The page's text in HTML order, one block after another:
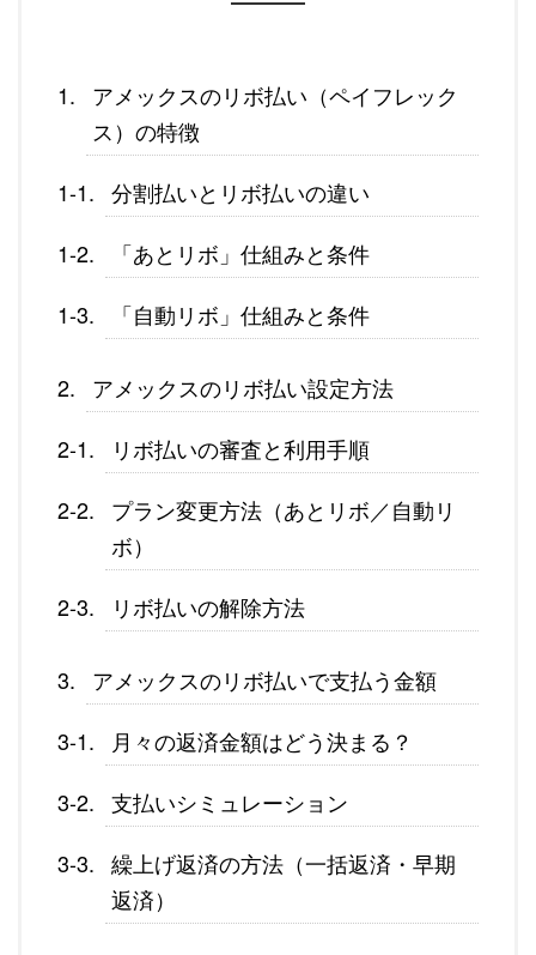
アメックスのリボ払い（ペイフレック
ス）の特徴
分割払いとリボ払いの違い
「あとリボ」仕組みと条件
「自動リボ」仕組みと条件
アメックスのリボ払い設定方法
リボ払いの審査と利用手順
プラン変更方法（あとリボ／自動リ
ボ）
リボ払いの解除方法
アメックスのリボ払いで支払う金額
月々の返済金額はどう決まる？
支払いシミュレーション
繰上げ返済の方法（一括返済・早期
返済）